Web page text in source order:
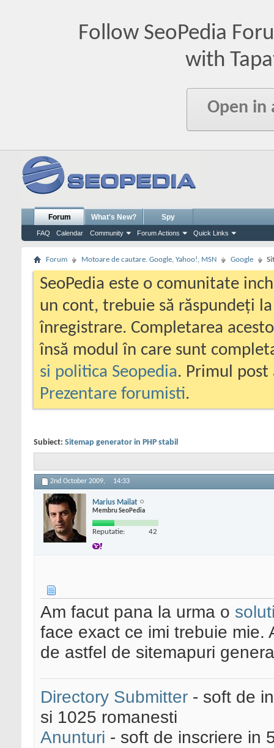
Follow SeoPedia
with
Open in
Forum
FAQ Calendar Community Forum Actions Quick Links
What's New? Spy
Forum Motoare de cautare. Google, Yahoo!, MSN Google
SeoPedia este o comunitate
un cont, trebuie să răspundeți
înregistrare. Completarea
însă modul în care sunt
si politica Seopedia. Primul
Prezentare forumisti.
Subiect: Sitemap generator in PHP stabil
2nd October 2009, 14:33
Marius Mailat
Membru SeoPedia
Reputatie: 42
Am facut pana la urma o
face exact ce imi trebuie mie.
de astfel de sitemapuri
Directory Submitter - soft de
si 1025 romanesti
Anunturi - soft de inscriere in